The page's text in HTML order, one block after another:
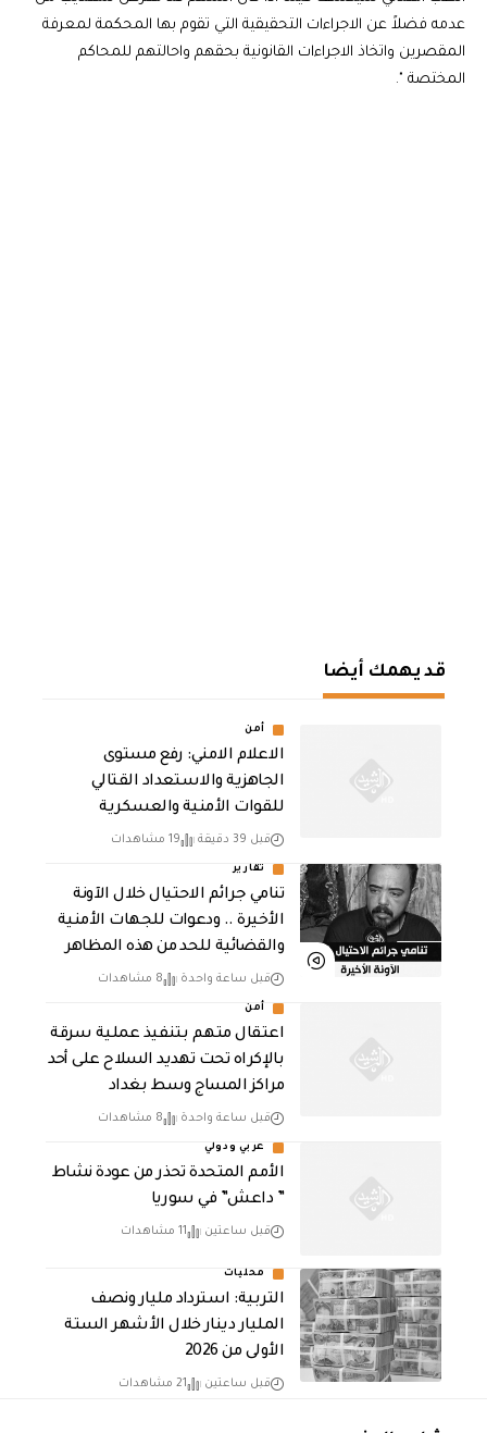
عدمه فضلاً عن الاجراءات التحقيقية التي تقوم بها المحكمة لمعرفة
المقصرين واتخاذ الاجراءات القانونية بحقهم واحالتهم للمحاكم
المختصة ".
قد يهمك أيضا
أمن
الاعلام الامني: رفع مستوى
الجاهزية والاستعداد القتالي
للقوات الأمنية والعسكرية
قبل 39 دقيقة 19 مشاهدات
تقارير
تنامي جرائم الاحتيال خلال الآونة
الأخيرة .. ودعوات للجهات الأمنية
والقضائية للحد من هذه المظاهر
قبل ساعة واحدة 8 مشاهدات
أمن
اعتقال متهم بتنفيذ عملية سرقة
بالإكراه تحت تهديد السلاح على أحد
مراكز المساج وسط بغداد
قبل ساعة واحدة 8 مشاهدات
عربي ودولي
الأمم المتحدة تحذر من عودة نشاط
” داعش” في سوريا
قبل ساعتين 11 مشاهدات
محليات
التربية: استرداد مليار ونصف
المليار دينار خلال الأشهر الستة
الأولى من 2026
قبل ساعتين 21 مشاهدات